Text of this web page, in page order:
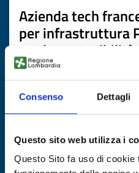
Consenso Dettagli
Questo sito web utilizza i
Questo Sito fa uso di
Azienda tech
per infrastruttura
per la sostenibilità
ID: TRFR20260410008